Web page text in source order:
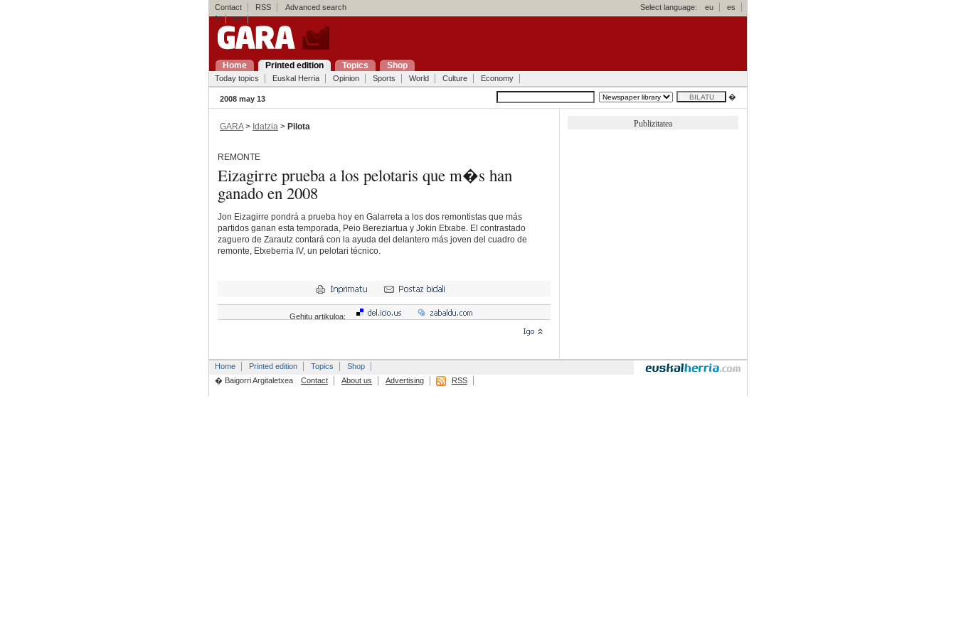
Contact RSS Advanced search Select language: eu
es
fr
en
Home Printed edition Topics Shop
Today topics Euskal Herria Opinion Sports World Culture Economy
2008 may 13 �
GARA> Idatzia > Pilota
REMONTE
Eizagirre prueba a los pelotaris que m�s han
ganado en 2008
Jon Eizagirre pondrá a prueba hoy en Galarreta a los dos remontistas que más
partidos ganan esta temporada, Peio Bereziartua y Jokin Etxabe. El contrastado
zaguero de Zarautz contará con la ayuda del delantero más joven del cuadro de
remonte, Etxeberria IV, un pelotari técnico.
Gehitu artikuloa:
Publizitatea
Home Printed edition Topics
Shop
� Baigorri Argitaletxea
Contact About us Advertising RSS